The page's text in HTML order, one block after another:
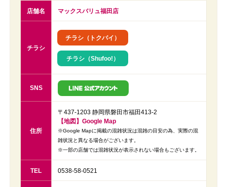
店舗名 マックスバリュ福田店
チラシ
チラシ（トクバイ）
チラシ（Shufoo!）
SNS
住所
〒437-1203 静岡県磐田市福田413-2
【地図】Google Map
※Google Mapに掲載の混雑状況は混雑の目安の為、実際の混
雑状況と異なる場合がございます。
※一部の店舗では混雑状況が表示されない場合もございます。
TEL 0538-58-0521